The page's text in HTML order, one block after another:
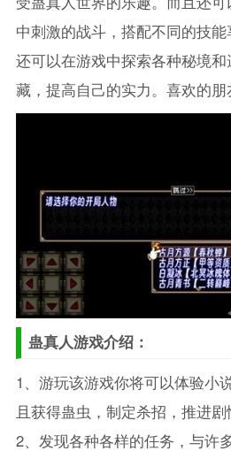
中刺激的战斗，搭配不同的技
还可以在游戏中探索各种秘境
藏，提高自己的实力。喜欢的朋
蛊真人游戏介绍：
1、游玩该游戏你将可以体验小
且获得蛊虫，制定杀招，推进剧
2、发现各种各样的任务，与许